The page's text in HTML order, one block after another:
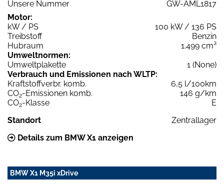
Unsere Nummer
GW-AML1817
Motor:
kW / PS
100 kW / 136 PS
Treibstoff
Benzin
Hubraum
1.499 cm³
Umweltnormen:
Umweltplakette
1 (None)
Verbrauch und Emissionen nach WLTP:
Kraftstoffverbr. komb.
6,5 l/100km
CO2-Emissionen komb.
146 g/km
CO2-Klasse
E
Standort
Zentrallager
Details zum BMW X1 anzeigen
BMW X1 M35i xDrive